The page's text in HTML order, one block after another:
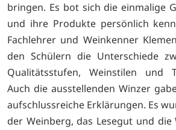
bringen. Es bot sich die einmalige
und ihre Produkte persönlich
Fachlehrer und Weinkenner
den Schülern die Unterschiede
Qualitätsstufen, Weinstilen und
Auch die ausstellenden Winzer
aufschlussreiche Erklärungen. Es
der Weinberg, das Lesegut und die